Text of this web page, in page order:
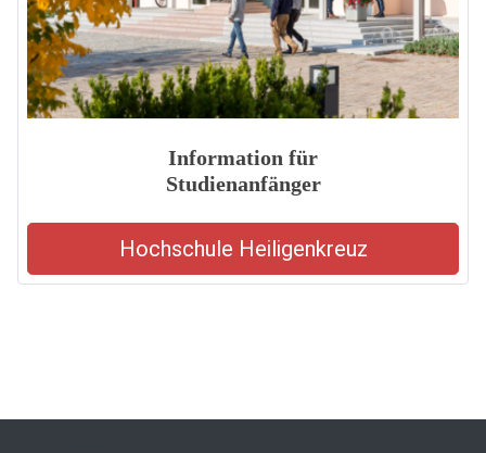
Information für
Studienanfänger
Hochschule Heiligenkreuz